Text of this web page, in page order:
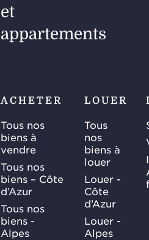
et
appartements
ACHETER
Tous nos
biens à
vendre
Tous nos
biens – Côte
d’Azur
Tous nos
biens -
Alpes
LOUER
Tous
nos
biens à
louer
Louer -
Côte
d’Azur
Louer -
Alpes